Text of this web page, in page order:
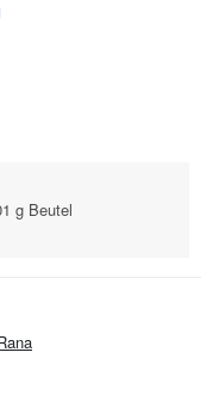
g Beutel